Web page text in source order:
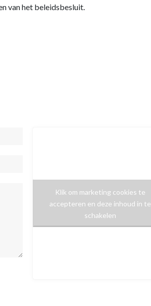
van het beleidsbesluit.
Klik om marketing cookies te
accepteren en deze inhoud in te
schakelen